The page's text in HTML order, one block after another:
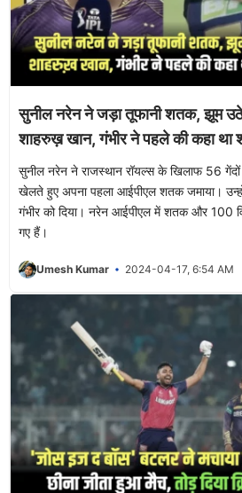
सुनील नरेन ने जड़ा तूफानी शतक, झूम
शाहरुख़ खान, गंभीर ने पहले की कहा था
सुनील नरेन ने राजस्थान रॉयल्स के खिलाफ 56 गेंदों
खेलते हुए अपना पहला आईपीएल शतक जमाया।
गंभीर को दिया। नरेन आईपीएल में शतक और 100
गए हैं।
Umesh Kumar 2024-04-17, 6:54 AM